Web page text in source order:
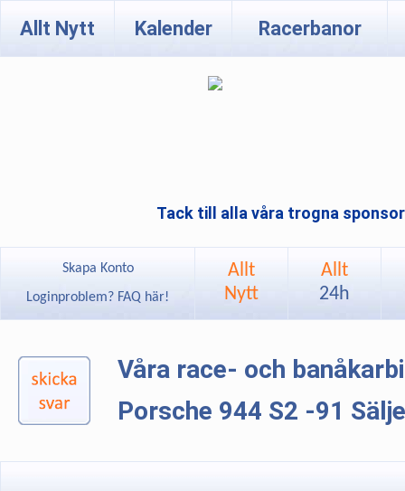
Allt Nytt Kalender Racerbanor
Tack till alla våra trogna
Skapa Konto
Loginproblem? FAQ här!
Allt
Nytt
Allt
24h
Våra race- och
Porsche 944 S2 -91